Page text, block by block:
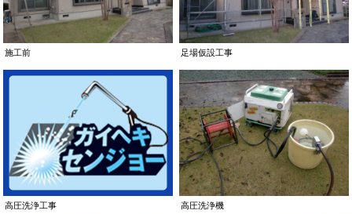
施工前 足場仮設工事
高圧洗浄工事 高圧洗浄機